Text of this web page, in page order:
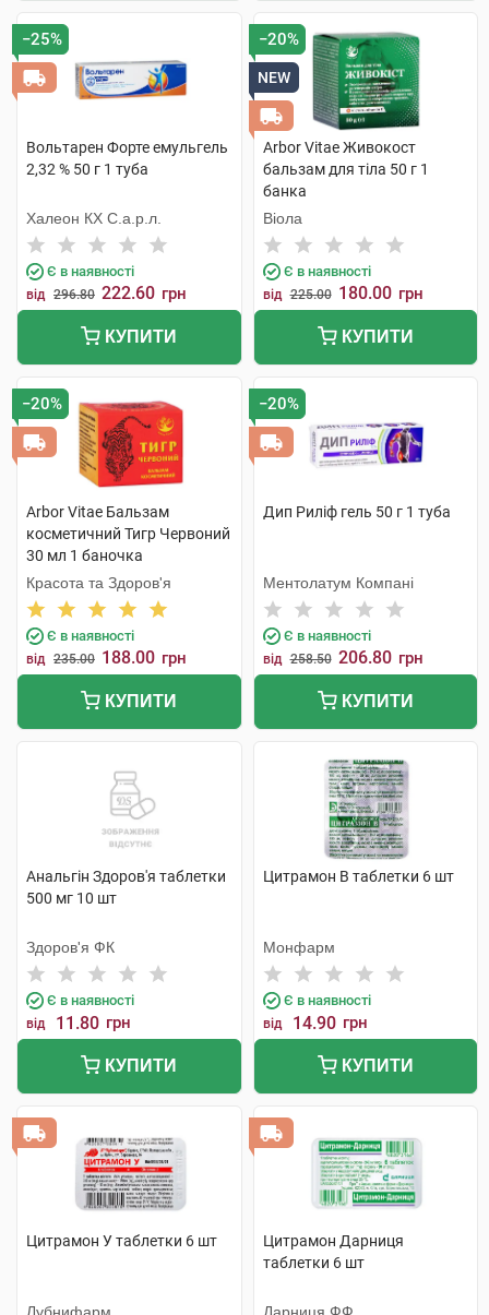
−25%
Вольтарен Форте емульгель
2,32 % 50 г 1 туба
Халеон КХ С.а.р.л.
Є в наявності
від 296.80 222.60 грн
КУПИТИ
−20%
NEW
Arbor Vitae Живокост
бальзам для тіла 50 г 1
банка
Віола
Є в наявності
від 225.00 180.00 грн
КУПИТИ
−20%
Arbor Vitae Бальзам
косметичний Тигр Червоний
30 мл 1 баночка
Красота та Здоров'я
Є в наявності
від 235.00 188.00 грн
КУПИТИ
−20%
Дип Риліф гель 50 г 1 туба
Ментолатум Компані
Є в наявності
від 258.50 206.80 грн
КУПИТИ
Анальгін Здоров'я таблетки
500 мг 10 шт
Здоров'я ФК
Є в наявності
від 11.80 грн
КУПИТИ
Цитрамон В таблетки 6 шт
Монфарм
Є в наявності
від 14.90 грн
КУПИТИ
Цитрамон У таблетки 6 шт
Цитрамон Дарниця
таблетки 6 шт